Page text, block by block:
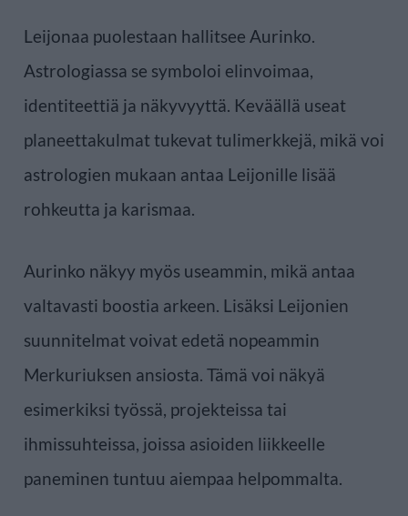
Leijonaa puolestaan hallitsee Aurinko.
Astrologiassa se symboloi elinvoimaa,
identiteettiä ja näkyvyyttä. Keväällä useat
planeettakulmat tukevat tulimerkkejä, mikä voi
astrologien mukaan antaa Leijonille lisää
rohkeutta ja karismaa.
Aurinko näkyy myös useammin, mikä antaa
valtavasti boostia arkeen. Lisäksi Leijonien
suunnitelmat voivat edetä nopeammin
Merkuriuksen ansiosta. Tämä voi näkyä
esimerkiksi työssä, projekteissa tai
ihmissuhteissa, joissa asioiden liikkeelle
paneminen tuntuu aiempaa helpommalta.